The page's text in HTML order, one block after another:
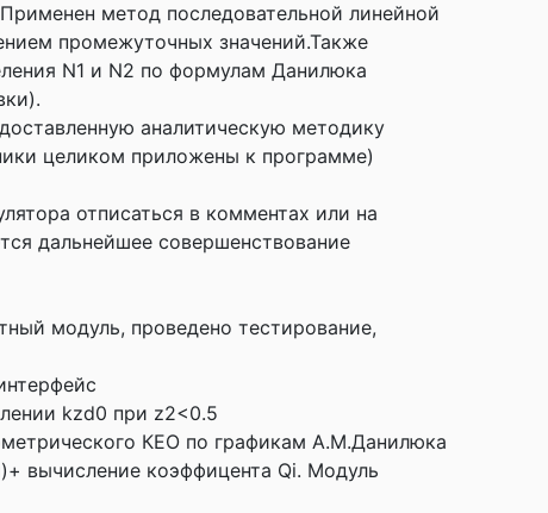
метод последовательной линейной
промежуточных значений.Также
N1 и N2 по формулам Данилюка
аналитическую методику
целиком приложены к программе)
отписаться в комментах или на
дальнейшее совершенствование
модуль, проведено тестирование,
kzd0 при z2<0.5
КЕО по графикам А.М.Данилюка
вычисление коэффицента Qi. Модуль